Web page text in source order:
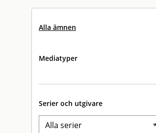
Alla ämnen
Mediatyper
Serier och utgivare